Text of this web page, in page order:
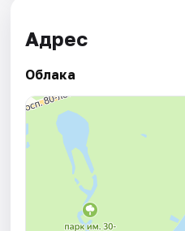
Адрес
Облака